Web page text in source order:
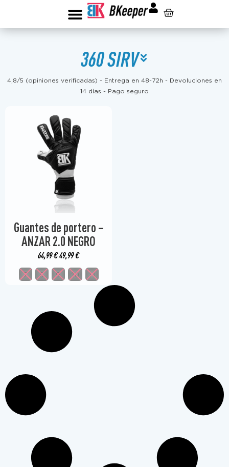
360 SIRV
4,8/5 (opiniones verificadas) - Entrega en 48-72h - Devoluciones en
14 días - Pago seguro
Guantes de portero –
ANZAR 2.0 NEGRO
64,99€49,99€
7 8 9 10 11